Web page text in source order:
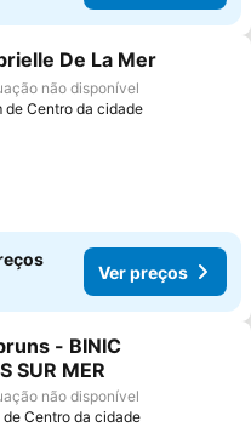
aos favoritos
De La Mer
não disponível
de Centro da cidade
Ver preços
aos favoritos
- BINIC
SUR MER
não disponível
de Centro da cidade